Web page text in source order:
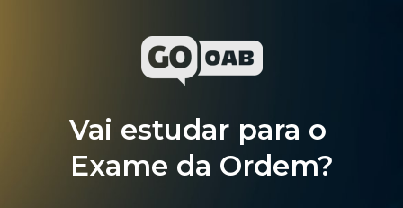
Vai estudar para o
Exame da Ordem?